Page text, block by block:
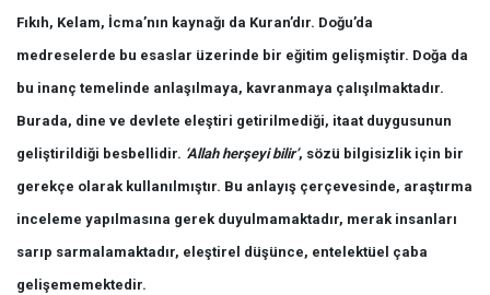
Fıkıh, Kelam, İcma’nın kaynağı da Kuran’dır. Doğu’da
medreselerde bu esaslar üzerinde bir eğitim gelişmiştir. Doğa da
bu inanç temelinde anlaşılmaya, kavranmaya çalışılmaktadır.
Burada, dine ve devlete eleştiri getirilmediği, itaat duygusunun
geliştirildiği besbellidir. ‘Allah herşeyi bilir’, sözü bilgisizlik için bir
gerekçe olarak kullanılmıştır. Bu anlayış çerçevesinde, araştırma
inceleme yapılmasına gerek duyulmamaktadır, merak insanları
sarıp sarmalamaktadır, eleştirel düşünce, entelektüel çaba
gelişememektedir.